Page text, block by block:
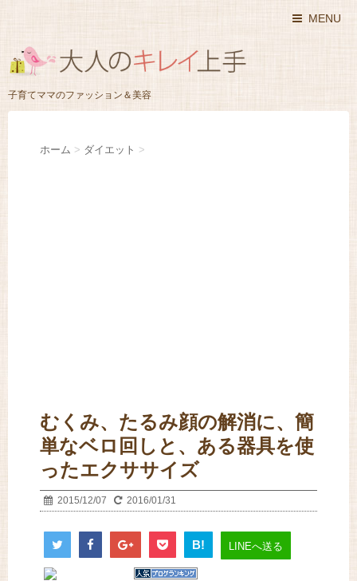
MENU
子育てママのファッション＆美容
ホーム > ダイエット >
むくみ、たるみ顔の解消に、簡
単なベロ回しと、ある器具を使
ったエクササイズ
2015/12/07 2016/01/31
B! LINEへ送る